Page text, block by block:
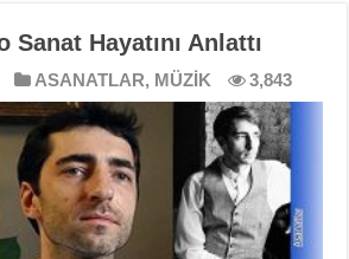
Sanat Hayatını Anlattı
ASANATLAR, MÜZİK 3,843